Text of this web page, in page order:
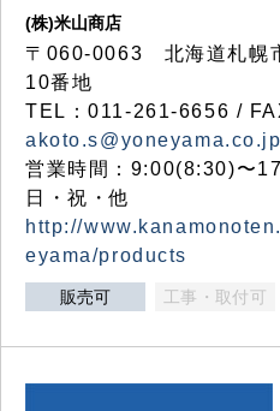
(株)米山商店
〒060-0063 北海道札幌
10番地
TEL：011-261-6656 /
akoto.s@yoneyama.co.jp
営業時間：9:00(8:30)〜
日・祝・他
http://
eyama/products
販売可 工事・取付可